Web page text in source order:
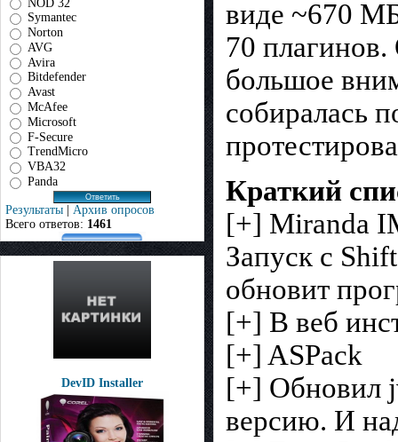
Symantec
Norton
AVG
Avira
Bitdefender
Avast
McAfee
Microsoft
F-Secure
TrendMicro
VBA32
Panda
Результаты | Архив опросов
Всего ответов: 1461
DevID Installer
виде ~670
70
большое
собиралась
Краткий
[+] Miranda
Запуск с
обновит
[+] В веб
[+] ASPack
[+] Обновил
версию. И